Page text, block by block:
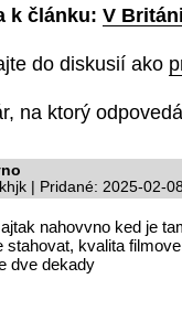
k článku: V
do diskusií ako
na ktorý
| Pridané: 2025-02-
nahovvno ked je
stahovat, kvalita
dve dekady